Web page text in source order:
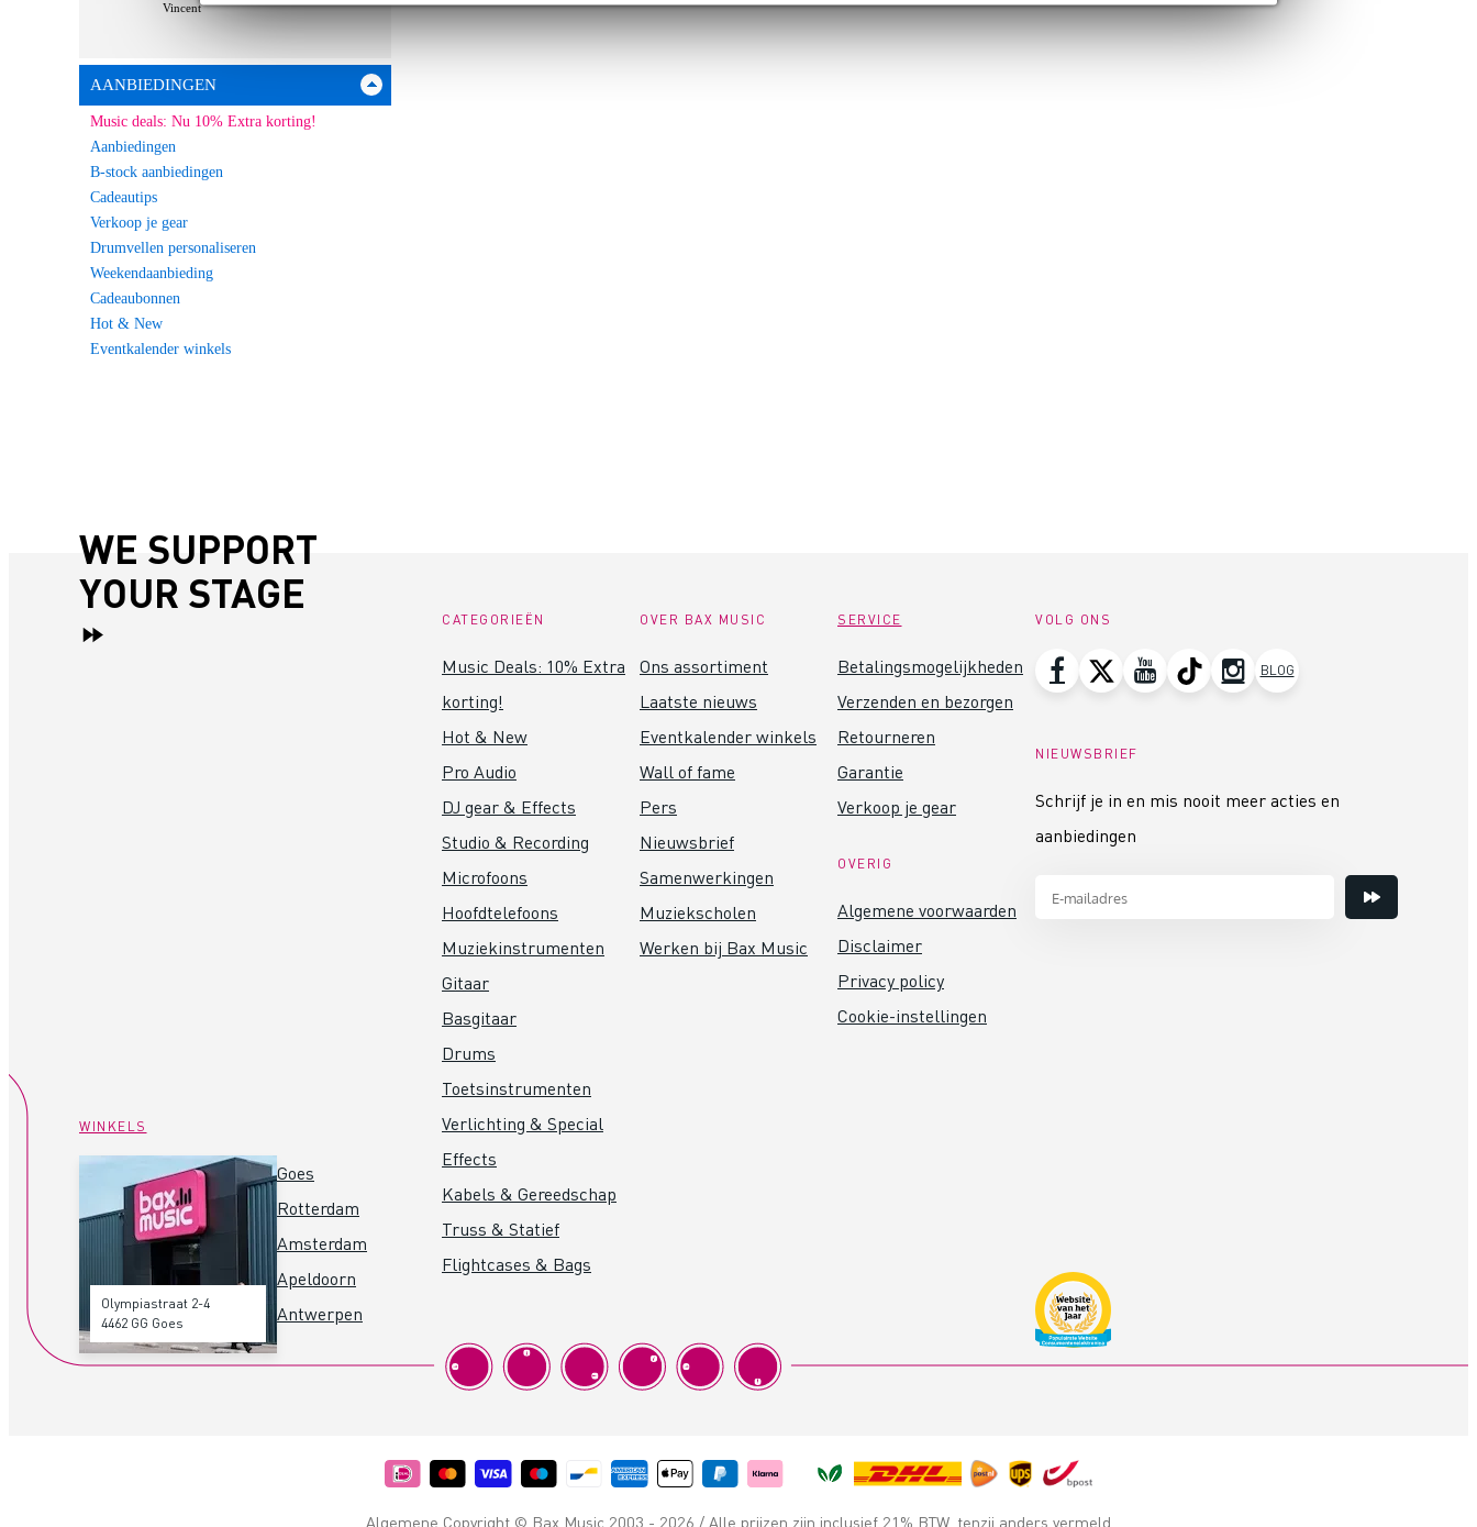
Vincent
AANBIEDINGEN
Music deals: Nu 10% Extra korting!
Aanbiedingen
B-stock aanbiedingen
Cadeautips
Verkoop je gear
Drumvellen personaliseren
Weekendaanbieding
Cadeaubonnen
Hot & New
Eventkalender winkels
WE SUPPORT
YOUR STAGE
WINKELS
Olympiastraat 2-4
4462 GG Goes
Goes
Rotterdam
Amsterdam
Apeldoorn
Antwerpen
CATEGORIEËN
Music Deals: 10% Extra
korting!
Hot & New
Pro Audio
DJ gear & Effects
Studio & Recording
Microfoons
Hoofdtelefoons
Muziekinstrumenten
Gitaar
Basgitaar
Drums
Toetsinstrumenten
Verlichting & Special
Effects
Kabels & Gereedschap
Truss & Statief
Flightcases & Bags
OVER BAX MUSIC
Ons assortiment
Laatste nieuws
Eventkalender winkels
Wall of fame
Pers
Nieuwsbrief
Samenwerkingen
Muziekscholen
Werken bij Bax Music
SERVICE
Betalingsmogelijkheden
Verzenden en bezorgen
Retourneren
Garantie
Verkoop je gear
OVERIG
Algemene voorwaarden
Disclaimer
Privacy policy
Cookie-instellingen
VOLG ONS
BLOG
NIEUWSBRIEF
Schrijf je in en mis nooit meer acties en
aanbiedingen
Algemene Copyright © Bax Music 2003 - 2026 / Alle prijzen zijn inclusief 21% BTW, tenzij anders vermeld